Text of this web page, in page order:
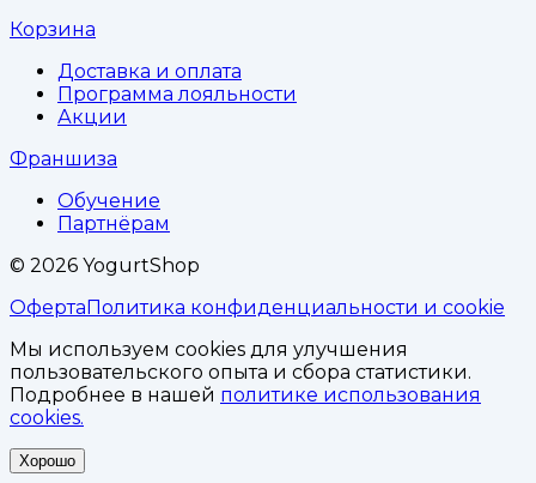
Корзина
Доставка и оплата
Программа лояльности
Акции
Франшиза
Обучение
Партнёрам
© 2026 YogurtShop
ОфертаПолитика конфиденциальности и cookie
Мы используем cookies для улучшения
пользовательского опыта и сбора статистики.
Подробнее в нашей политике использования
cookies.
Хорошо